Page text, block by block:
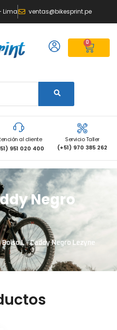
Lima ventas@bikesprint.pe
0
al cliente
951 020 400
Servicio Taller
(+51) 970 385 262
Negro
L - Caddy Negro Lezyne